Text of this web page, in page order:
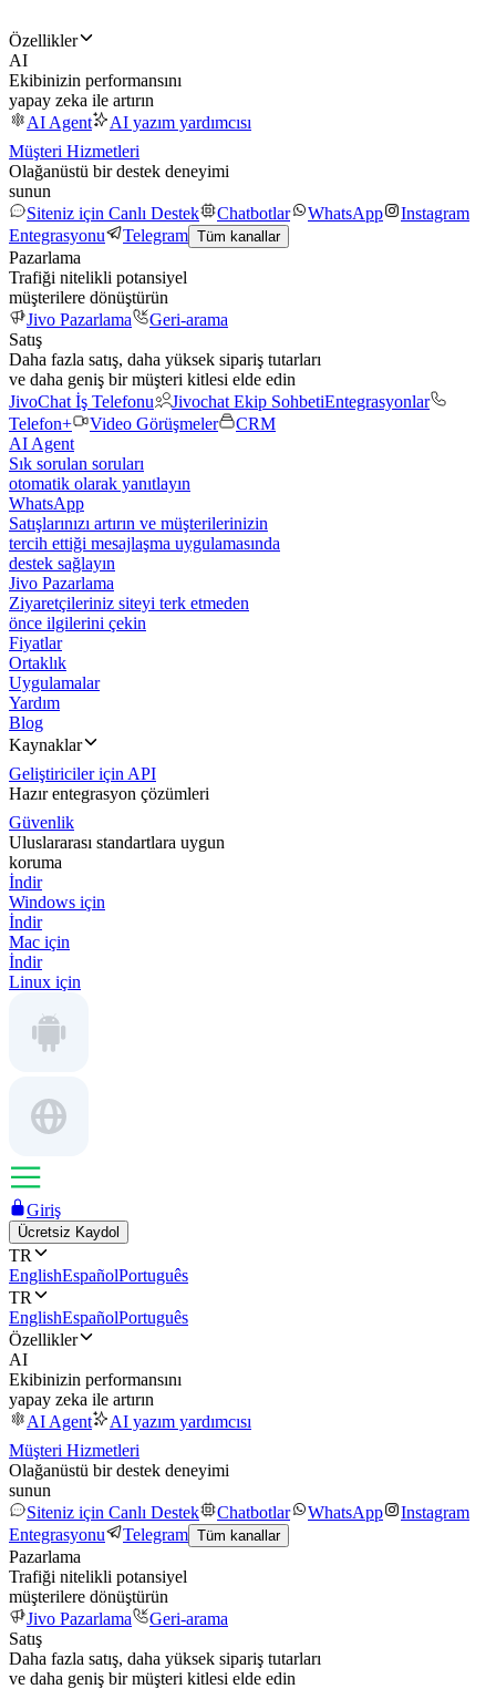
Özellikler
AI
Ekibinizin performansını
yapay zeka ile artırın
AI Agent
AI yazım yardımcısı
Müşteri Hizmetleri
Olağanüstü bir destek deneyimi
sunun
Siteniz için Canlı Destek
Chatbotlar WhatsApp
Instagram
Entegrasyonu
Telegram Tüm kanallar
Pazarlama
Trafiği nitelikli potansiyel
müşterilere dönüştürün
Jivo Pazarlama
Geri-arama
Satış
Daha fazla satış, daha yüksek sipariş tutarları
ve daha geniş bir müşteri kitlesi elde edin
JivoChat İş Telefonu
Jivochat Ekip SohbetiEntegrasyonlar
Telefon+
Video Görüşmeler
CRM
AI Agent
Sık sorulan soruları
otomatik olarak yanıtlayın
WhatsApp
Satışlarınızı artırın ve müşterilerinizin
tercih ettiği mesajlaşma uygulamasında
destek sağlayın
Jivo Pazarlama
Ziyaretçileriniz siteyi terk etmeden
önce ilgilerini çekin
Fiyatlar
Ortaklık
Uygulamalar
Yardım
Blog
Kaynaklar
Geliştiriciler için API
Hazır entegrasyon çözümleri
Güvenlik
Uluslararası standartlara uygun
koruma
İndir
Windows için
İndir
Mac için
İndir
Linux için
Giriş
Ücretsiz Kaydol
TR
EnglishEspañolPortuguês
TR
EnglishEspañolPortuguês
Özellikler
AI
Ekibinizin performansını
yapay zeka ile artırın
AI Agent
AI yazım yardımcısı
Müşteri Hizmetleri
Olağanüstü bir destek deneyimi
sunun
Siteniz için Canlı Destek
Chatbotlar WhatsApp
Instagram
Entegrasyonu
Telegram Tüm kanallar
Pazarlama
Trafiği nitelikli potansiyel
müşterilere dönüştürün
Jivo Pazarlama
Geri-arama
Satış
Daha fazla satış, daha yüksek sipariş tutarları
ve daha geniş bir müşteri kitlesi elde edin